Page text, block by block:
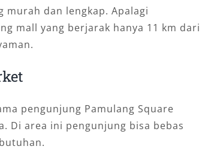
murah dan lengkap. Apalagi
mall yang berjarak hanya 11 km dari
pengunjung Pamulang Square
Di area ini pengunjung bisa bebas